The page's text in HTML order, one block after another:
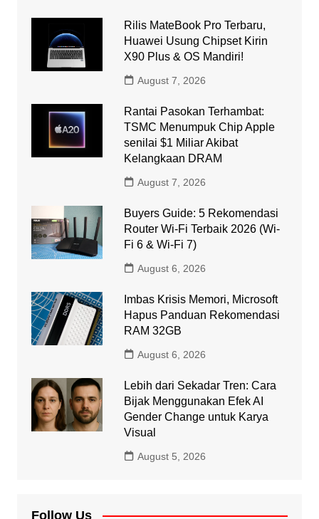
Rilis MateBook Pro Terbaru,
Huawei Usung Chipset Kirin
X90 Plus & OS Mandiri!
August 7, 2026
Rantai Pasokan Terhambat:
TSMC Menumpuk Chip Apple
senilai $1 Miliar Akibat
Kelangkaan DRAM
August 7, 2026
Buyers Guide: 5 Rekomendasi
Router Wi-Fi Terbaik 2026 (Wi-
Fi 6 & Wi-Fi 7)
August 6, 2026
Imbas Krisis Memori, Microsoft
Hapus Panduan Rekomendasi
RAM 32GB
August 6, 2026
Lebih dari Sekadar Tren: Cara
Bijak Menggunakan Efek AI
Gender Change untuk Karya
Visual
August 5, 2026
Follow Us